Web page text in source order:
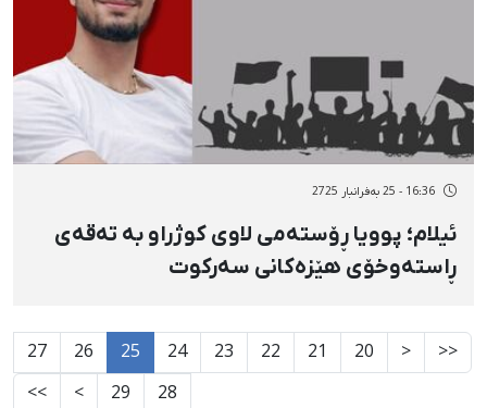
16:36 - 25 بەفرانبار 2725
ئیلام؛ پوویا ڕۆستەمی لاوی کوژراو بە تەقەی
ڕاستەوخۆی هێزەکانی سەرکوت
<<
<
20
21
22
23
24
25
26
27
28
29
>
>>